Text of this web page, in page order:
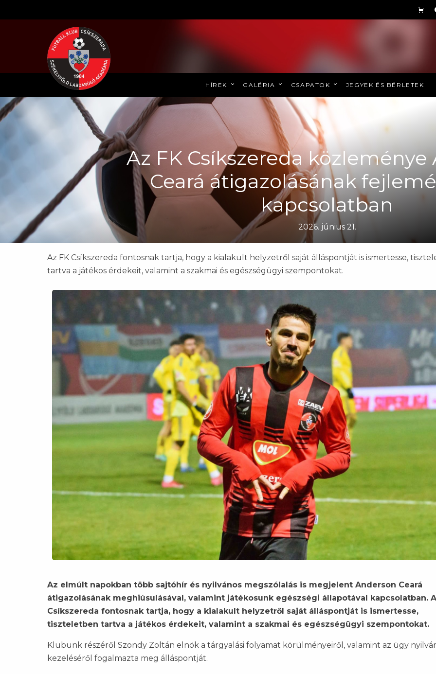
HÍREK GALÉRIA CSAPATOK JEGYEK ÉS BÉRLETEK
Az FK Csíkszereda
Ceará átigazolásának
kapcsolatban
2026. június 21.
Az FK Csíkszereda fontosnak tartja, hogy a kialakult helyzetről saját álláspontját is ismertesse,
tartva a játékos érdekeit, valamint a szakmai és egészségügyi szempontokat.
Az elmúlt napokban több sajtóhír és nyilvános megszólalás is megjelent Anderson Ceará
átigazolásának meghiúsulásával, valamint játékosunk egészségi állapotával kapcsolatban.
Csíkszereda fontosnak tartja, hogy a kialakult helyzetről saját álláspontját is ismertesse,
tiszteletben tartva a játékos érdekeit, valamint a szakmai és egészségügyi szempontokat.
Klubunk részéről Szondy Zoltán elnök a tárgyalási folyamat körülményeiről, valamint az ügy
kezeléséről fogalmazta meg álláspontját.